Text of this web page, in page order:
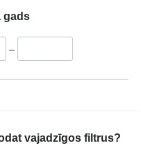
gads
–
vajadzīgos filtrus?